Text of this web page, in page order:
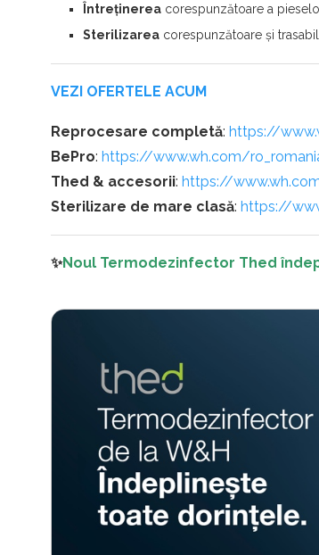
Întreținerea corespunzătoare a
Sterilizarea corespunzătoare și
VEZI OFERTELE ACUM
Reprocesare completă: https://
BePro: https://www.wh.com/
Thed & accesorii: https://
Sterilizare de mare clasă: https://
✨Noul Termodezinfector Thed